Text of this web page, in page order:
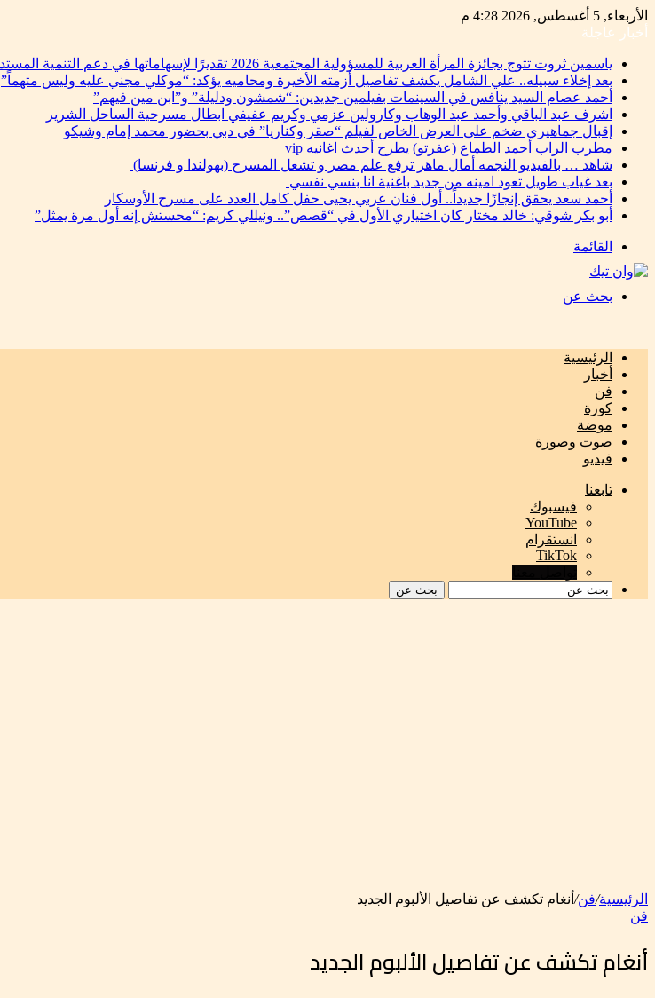
الأربعاء, 5 أغسطس, 2026 4:28 م
أخبار عاجلة
ياسمين ثروت تتوج بجائزة المرأة العربية للمسؤولية المجتمعية 2026 تقديرًا لإسهاماتها في دعم التنمية المستدامة
بعد إخلاء سبيله.. علي الشامل يكشف تفاصيل أزمته الأخيرة ومحاميه يؤكد: “موكلي مجني عليه وليس متهماً”
أحمد عصام السيد ينافس في السينمات بفيلمين جديدين: “شمشون ودليلة” و”ابن مين فيهم”
اشرف عبد الباقي وأحمد عبد الوهاب وكارولين عزمي وكريم عفيفي ابطال مسرحية الساحل الشرير
إقبال جماهيري ضخم على العرض الخاص لفيلم “صقر وكناريا” في دبي بحضور محمد إمام وشيكو
مطرب الراب أحمد الطماع (عفرتو) يطرح أحدث اغانيه vip
شاهد … بالفيديو النجمه أمال ماهر ترفع علم مصر و تشعل المسرح (بهولندا و فرنسا)
بعد غياب طويل تعود امينه من جديد باغنية انا بنسي نفسي
أحمد سعد يحقق إنجازًا جديداً.. أول فنان عربي يحيى حفل كامل العدد على مسرح الأوسكار
أبو بكر شوقي: خالد مختار كان اختياري الأول في “قصص”.. ونيللي كريم: “محستش إنه أول مرة يمثل”
القائمة
بحث عن
الرئيسية
أخبار
فن
كورة
موضة
صوت وصورة
فيديو
تابعنا
فيسبوك
‫YouTube
انستقرام
‫TikTok
بحث عن
الرئيسية/فن/ أنغام تكشف عن تفاصيل الألبوم الجديد
فن
أنغام تكشف عن تفاصيل الألبوم الجديد